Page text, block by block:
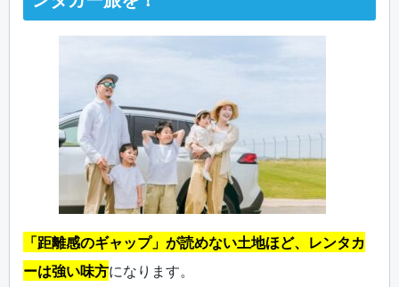
「距離感のギャップ」が読めない土地ほど、レンタカ
ーは強い味方になります。